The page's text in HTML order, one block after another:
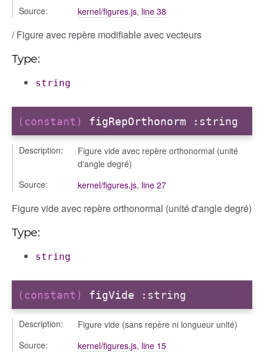
Source:
kernel/figures.js, line 38
/ Figure avec repère modifiable avec vecteurs
Type:
string
(constant) figRepOrthonorm :string
Description:
Figure vide avec repère orthonormal (unité
d'angle degré)
Source:
kernel/figures.js, line 27
Figure vide avec repère orthonormal (unité d'angle degré)
Type:
string
(constant) figVide :string
Description:
Figure vide (sans repère ni longueur unité)
Source:
kernel/figures.js, line 15